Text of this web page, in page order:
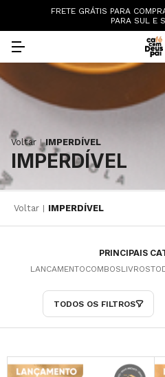
FRETE GRÁTIS PARA
PARA SUL E
Voltar | IMPERDÍVEL
IMPERDÍVEL
Voltar IMPERDÍVEL
PRINCIPAIS
LANCAMENTOCOMBOSLIVROS
TODOS OS FILTROS